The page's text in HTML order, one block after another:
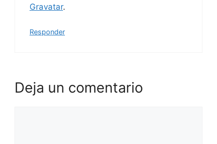
Gravatar.
Responder
Deja un comentario